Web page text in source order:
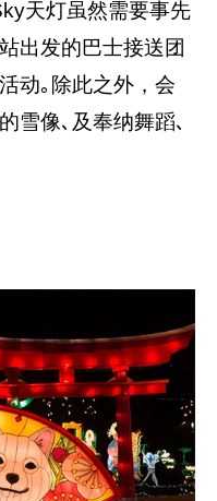
天灯虽然需要事先
出发的巴士接送团
动｡除此之外，会
雪像､及奉纳舞蹈､